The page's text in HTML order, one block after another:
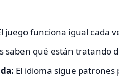
juego funciona igual cada
saben qué están tratando
El idioma sigue patrones